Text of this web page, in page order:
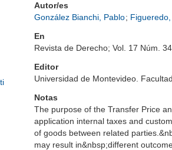
Autor/es
González Bianchi, Pablo;
En
Revista de Derecho; Vol. 17 Núm.
Editor
Universidad de Montevideo.
Notas
The purpose of the Transfer Price
application internal taxes and
of goods between related
may result in&nbsp;different